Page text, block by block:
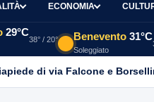
ECONOMIA
29°C
38° / 20° Benevento 31°C
Soleggiato
di via Falcone e